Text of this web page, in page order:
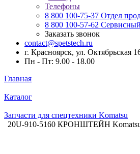
Телефоны
8 800 100-75-37 Отдел
8 800 100-57-62
Заказать звонок
contact@spetstech.ru
г. Красноярск, ул. Октябрьская
Пн - Пт: 9.00 - 18.00
Главная
Каталог
Запчасти для спецтехники Komatsu
20U-910-5160 КРОНШТЕЙН